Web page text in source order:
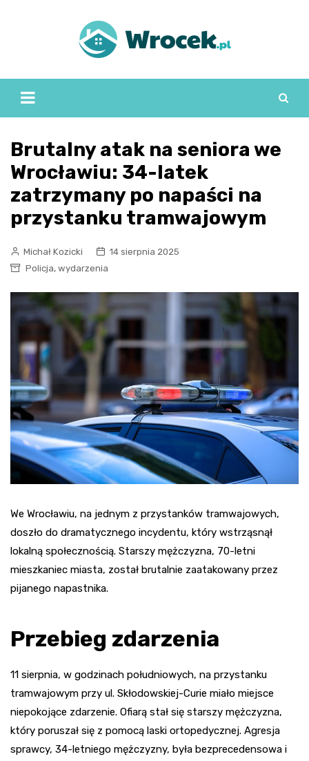
Brutalny atak na seniora we
Wrocławiu: 34-latek
zatrzymany po napaści na
przystanku tramwajowym
Michał Kozicki
14 sierpnia 2025
Policja, wydarzenia
We Wrocławiu, na jednym z przystanków tramwajowych,
doszło do dramatycznego incydentu, który wstrząsnął
lokalną społecznością. Starszy mężczyzna, 70-letni
mieszkaniec miasta, został brutalnie zaatakowany przez
pijanego napastnika.
Przebieg zdarzenia
11 sierpnia, w godzinach południowych, na przystanku
tramwajowym przy ul. Skłodowskiej-Curie miało miejsce
niepokojące zdarzenie. Ofiarą stał się starszy mężczyzna,
który poruszał się z pomocą laski ortopedycznej. Agresja
sprawcy, 34-letniego mężczyzny, była bezprecedensowa i